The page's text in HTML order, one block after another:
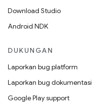
Download Studio
Android NDK
DUKUNGAN
Laporkan bug platform
Laporkan bug dokumentasi
Google Play support